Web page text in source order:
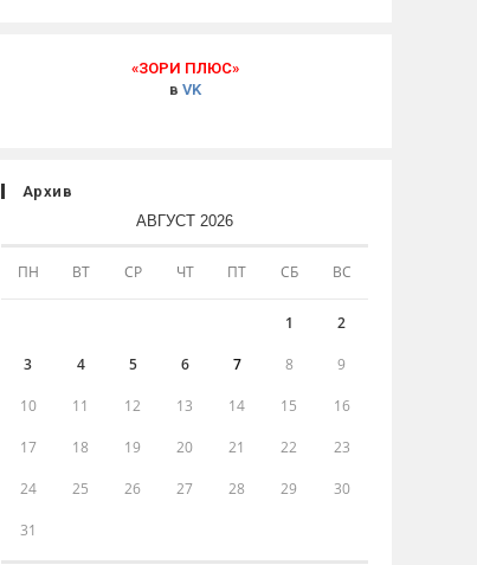
«ЗОРИ ПЛЮС»
в VK
Архив
АВГУСТ 2026
ПН ВТ СР ЧТ ПТ СБ ВС
1 2
3 4 5 6 7 8 9
10 11 12 13 14 15 16
17 18 19 20 21 22 23
24 25 26 27 28 29 30
31